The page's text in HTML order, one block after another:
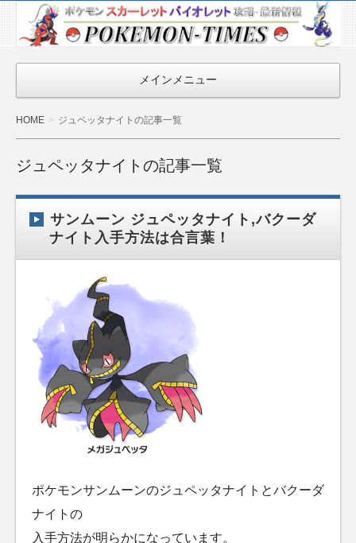
ポケモン最新
情報まとめ
『POKEMON-
TIMES』
メインメニュー
HOME ジュペッタナイトの記事一覧
ジュペッタナイトの記事一覧
サンムーン ジュペッタナイト,バクーダ
ナイト入手方法は合言葉！
ポケモンサンムーンのジュペッタナイトとバクーダ
ナイトの
入手方法が明らかになっています。